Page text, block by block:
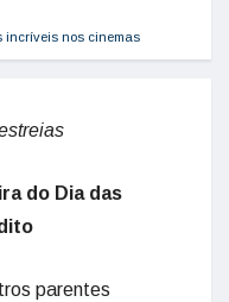
incríveis nos cinemas
do Dia das
parentes